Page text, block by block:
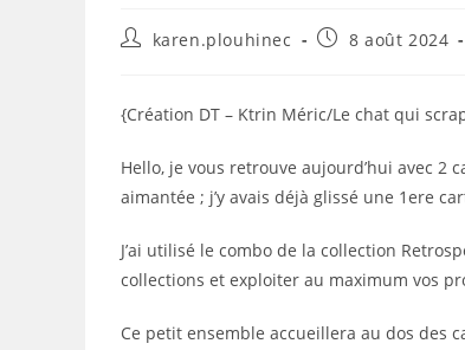
Auteur/autrice
publication :
karen.plouhinec
Publication
8 août 2024
{Création DT – Ktrin Méric/Le chat qui
Hello, je vous retrouve aujourd’hui avec
aimantée ; j’y avais déjà glissé une 1ere
J’ai utilisé le combo de la collection
collections et exploiter au maximum vos
Ce petit ensemble accueillera au dos des